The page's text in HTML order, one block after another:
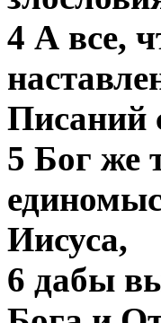
4 А все,
Писаний
5 Бог же
Иисуса,
6 дабы